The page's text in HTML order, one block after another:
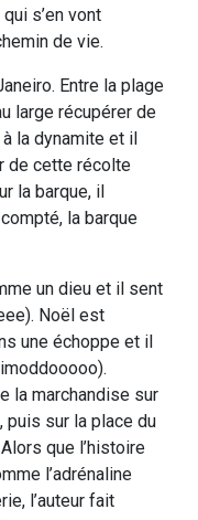
s’en vont
de vie.
Entre la plage
large récupérer de
à la dynamite et il
de cette récolte
la barque, il
la barque
un dieu et il sent
Noël est
une échoppe et il
la marchandise sur
sur la place du
que l’histoire
l’adrénaline
l’auteur fait